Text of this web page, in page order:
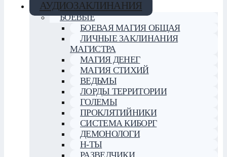
АУДИОЗАКЛИНАНИЯ
БОЕВЫЕ
БОЕВАЯ МАГИЯ ОБЩАЯ
ЛИЧНЫЕ ЗАКЛИНАНИЯ
МАГИСТРА
МАГИЯ ДЕНЕГ
МАГИЯ СТИХИЙ
ВЕДЬМЫ
ЛОРДЫ ТЕРРИТОРИИ
ГОЛЕМЫ
ПРОКЛЯТИЙНИКИ
СИСТЕМА КИБОРГ
ДЕМОНОЛОГИ
Н-ТЫ
РАЗВЕДЧИКИ